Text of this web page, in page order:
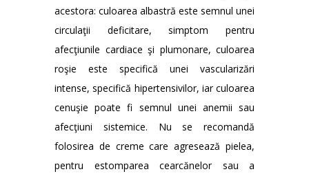
acestora: culoarea albastră este semnul unei
circulaţii deficitare, simptom pentru
afecţiunile cardiace şi plumonare, culoarea
roşie este specifică unei vascularizări
intense, specifică hipertensivilor, iar culoarea
cenuşie poate fi semnul unei anemii sau
afecţiuni sistemice. Nu se recomandă
folosirea de creme care agresează pielea,
pentru estomparea cearcănelor sau a